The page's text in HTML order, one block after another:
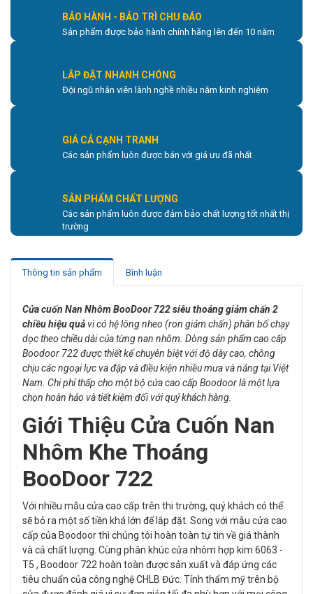
BẢO HÀNH - BẢO TRÌ CHU ĐÁO
Sản phẩm được bảo hành chính hãng lên đến 10 năm
LẮP ĐẶT NHANH CHÓNG
Đội ngũ nhân viên lành nghề nhiều năm kinh nghiệm
GIÁ CẢ CẠNH TRANH
Các sản phẩm luôn được bán với giá ưu đã nhất
SẢN PHẨM CHẤT LƯỢNG
Các sản phẩm luôn được đảm bảo chất lượng tốt nhất thị
trường
Thông tin sản phẩm Bình luận
Cửa cuốn Nan Nhôm BooDoor 722 siêu thoáng giảm chấn 2
chiều hiệu quảvì có hệ lông nheo (ron giảm chấn) phân bố chạy
dọc theo chiều dài của từng nan nhôm. Dòng sản phẩm cao cấp
Boodoor 722 được thiết kế chuyên biệt với độ dày cao, chông
chịu các ngoại lực va đập và điều kiện nhiều mưa và nắng tại Việt
Nam. Chi phí thấp cho một bộ cửa cao cấp Boodoor là một lựa
chọn hoàn hảo và tiết kiệm đối với quý khách hàng.
Giới Thiệu Cửa Cuốn Nan
Nhôm Khe Thoáng
BooDoor 722
Với nhiều mẫu cửa cao cấp trên thi trường, quý khách có thể
sẽ bỏ ra một số tiền khá lớn để lắp đặt. Song với mẫu cửa cao
cấp của Boodoor thì chúng tôi hoàn toàn tự tin về giá thành
và cả chất lượng. Cùng phân khúc cửa nhôm hợp kim 6063 -
T5 , Boodoor 722 hoàn toàn được sản xuất và đáp ứng các
tiêu chuẩn của công nghệ CHLB Đức. Tính thẩm mỹ trên bộ